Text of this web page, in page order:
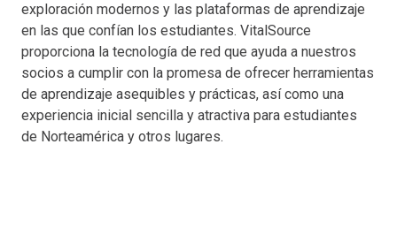
exploración modernos y las plataformas de aprendizaje
en las que confían los estudiantes. VitalSource
proporciona la tecnología de red que ayuda a nuestros
socios a cumplir con la promesa de ofrecer herramientas
de aprendizaje asequibles y prácticas, así como una
experiencia inicial sencilla y atractiva para estudiantes
de Norteamérica y otros lugares.